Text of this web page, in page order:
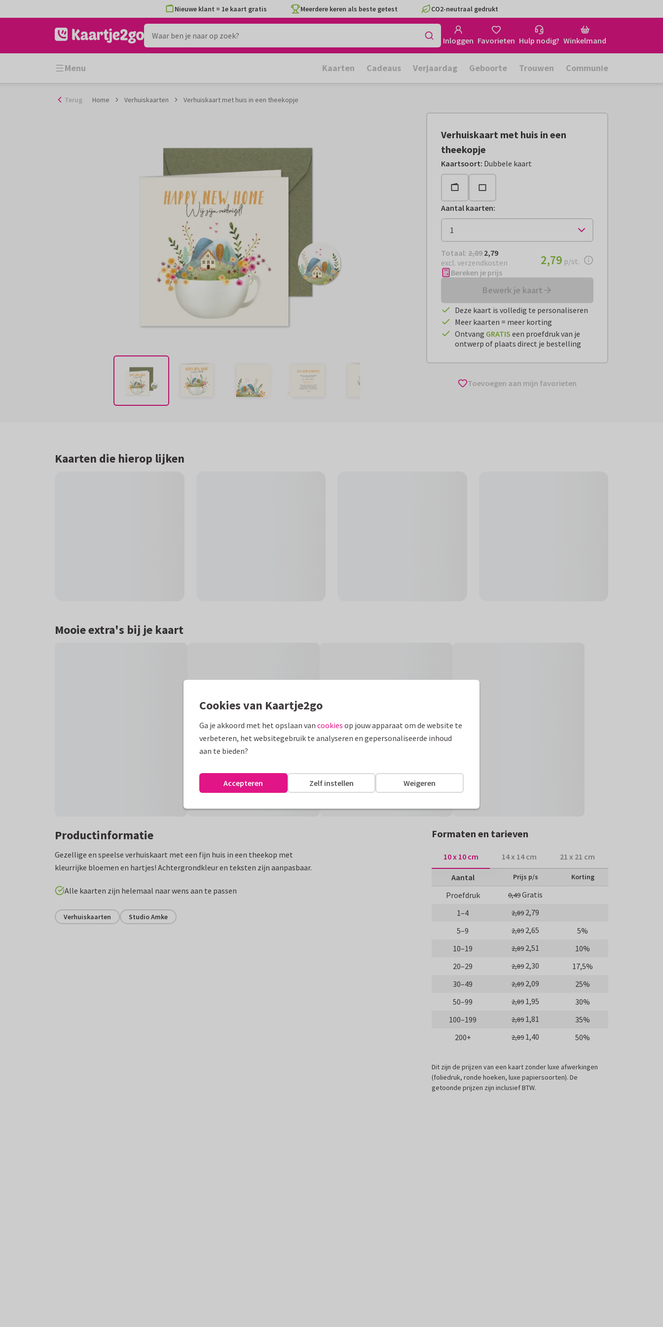
naar
Nieuwe klant = 1e kaart gratis Meerdere keren als beste getest CO2-neutraal gedrukt
Inloggen Favorieten Hulp nodig? Winkelmand
Menu Kaarten Cadeaus Verjaardag Geboorte Trouwen Communie
Terug Home Verhuiskaarten Verhuiskaart met huis in een theekopje
Verhuiskaart met huis in een
theekopje
Kaartsoort: Dubbele kaart
Aantal kaarten:
Totaal: € 2,79
Totaal: 2,89 2,79
excl. verzendkosten
€ 2,79per stuk
2,79 p/st.
Bereken je prijs
Bewerk je kaart
Deze kaart is volledig te personaliseren
Meer kaarten = meer korting
Ontvang GRATIS een proefdruk van je
ontwerp of plaats direct je bestelling
Toevoegen aan mijn favorieten
Kaarten die hierop lijken
Mooie extra's bij je kaart
Productinformatie
Gezellige en speelse verhuiskaart met een fijn huis in een theekop met
kleurrijke bloemen en hartjes! Achtergrondkleur en teksten zijn aanpasbaar.
Alle kaarten zijn helemaal naar wens aan te passen
Verhuiskaarten Studio Amke
Formaten en tarieven
10 x 10 cm 14 x 14 cm 21 x 21 cm
Aantal Prijs p/s Korting
Proefdruk 0,49Gratis
1–4
2,89 2,79
5–9
2,89 2,65
5%
10–19
2,89 2,51
10%
20–29
2,89 2,30
17,5%
30–49
2,89 2,09
25%
50–99
2,89 1,95
30%
100–199
2,89 1,81
35%
200+
2,89 1,40 50%
Dit zijn de prijzen van een kaart zonder luxe afwerkingen
(foliedruk, ronde hoeken, luxe papiersoorten). De
getoonde prijzen zijn inclusief BTW.
Cookies van Kaartje2go
Ga je akkoord met het opslaan van cookies op jouw apparaat om de website te
verbeteren, het websitegebruik te analyseren en gepersonaliseerde inhoud
aan te bieden?
Weigeren
Zelf instellen
Accepteren